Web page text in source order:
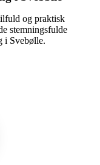
og praktisk
stemningsfulde
i Svebølle.